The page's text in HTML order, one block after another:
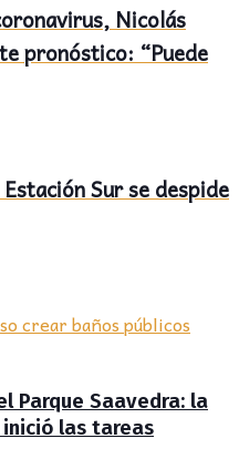
Nicolás
pronóstico: “Puede
Sur se despide
Parque Saavedra: la
las tareas